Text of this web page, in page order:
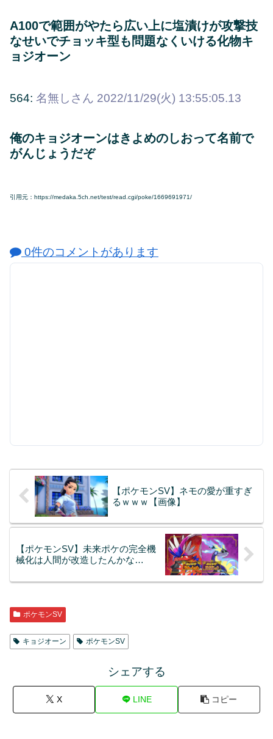
A100で範囲がやたら広い上に塩漬けが攻撃技
なせいでチョッキ型も問題なくいける化物キ
ョジオーン
564: 名無しさん 2022/11/29(火) 13:55:05.13
俺のキョジオーンはきよめのしおって名前で
がんじょうだぞ
引用元：https://medaka.5ch.net/test/read.cgi/poke/1669691971/
0件のコメントがあります
【ポケモンSV】ネモの愛が重すぎ
るｗｗｗ【画像】
【ポケモンSV】未来ポケの完全機
械化は人間が改造したんかな…
ポケモンSV
キョジオーン ポケモンSV
シェアする
X LINE コピー